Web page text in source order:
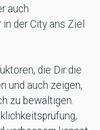
auch
der City ans Ziel
die Dir die
und auch zeigen,
zu bewältigen.